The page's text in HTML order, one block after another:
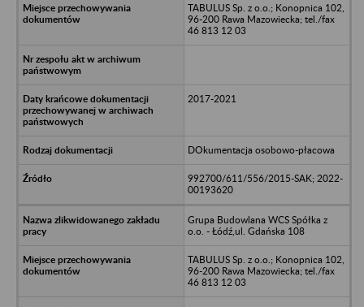
TABULUS Sp. z o.o.; Konopnica 102,
96-200 Rawa Mazowiecka; tel./fax
46 813 12 03
2017-2021
DOkumentacja osobowo-płacowa
992700/611/556/2015-SAK; 2022-
00193620
Grupa Budowlana WCS Spółka z
o.o. - Łódź,ul. Gdańska 108
TABULUS Sp. z o.o.; Konopnica 102,
96-200 Rawa Mazowiecka; tel./fax
46 813 12 03